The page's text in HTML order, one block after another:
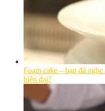
Foam cake – bạn đã
hiện đại?